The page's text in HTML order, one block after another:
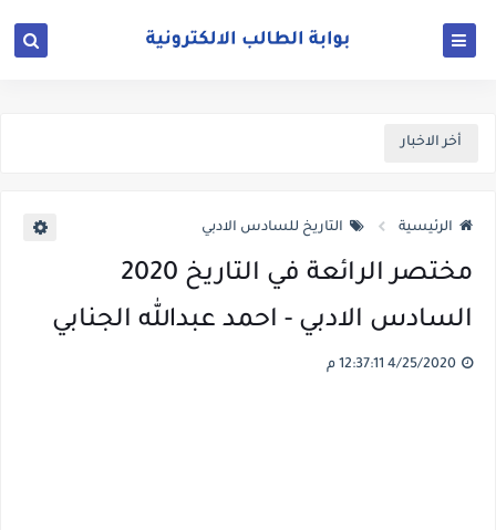
أخر الاخبار
الرئيسية التاريخ للسادس الادبي
مختصر الرائعة في التاريخ 2020
السادس الادبي - احمد عبدالله الجنابي